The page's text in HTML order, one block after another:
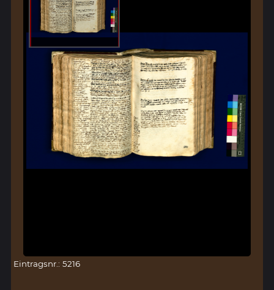
Eintragsnr.: 5216